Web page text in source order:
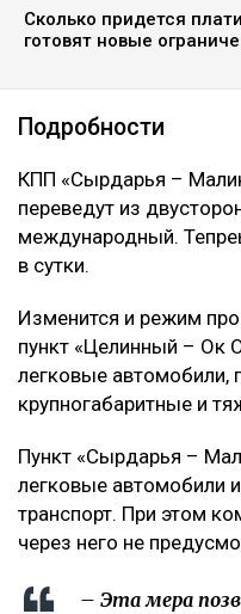
Сколько придется
готовят новые
Подробности
КПП «Сырдарья –
переведут из
международный.
в сутки.
Изменится и режим
пункт «Целинный – Ок
легковые автомобили,
крупногабаритные и
Пункт «Сырдарья –
легковые автомобили
транспорт. При этом
через него не
– Эта мера